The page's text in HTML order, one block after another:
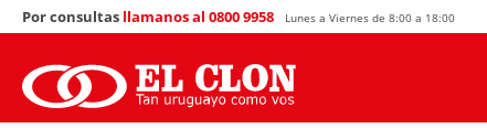
Por consultas llamanos al 0800 9958 Lunes a Viernes de 8:00 a 18:00